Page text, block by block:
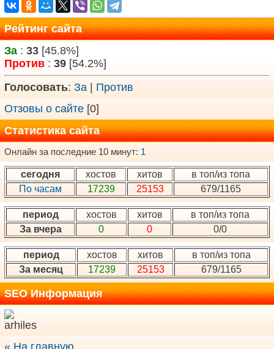
Рейтинг сайта
За : 33 [45.8%]
Против : 39 [54.2%]
Голосовать: За
Против
Отзовы о сайте [0]
Статистика сайта
Онлайн за последние 10 минут: 1
сегодня хостов хитов
в топ/из топа
По часам
17239 25153 679/1165
период хостов хитов
в топ/из топа
За вчера
0 0 0/0
период хостов хитов
в топ/из топа
За месяц
17239 25153 679/1165
SEO Информация
« На главную